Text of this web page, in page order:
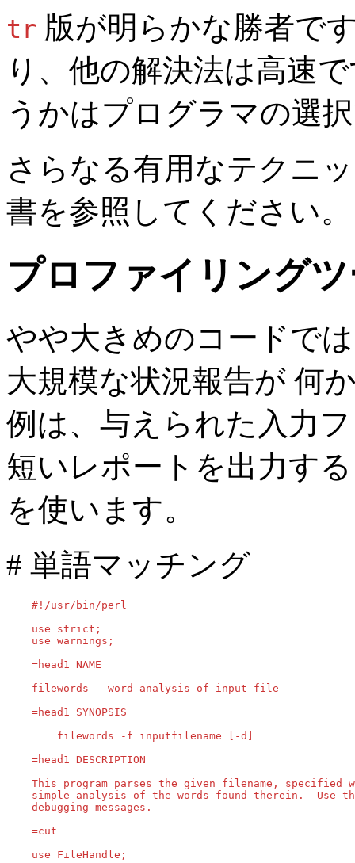
tr 版が明らかな勝者で
り、他の解決法は高速
うかはプログラマの選
さらなる有用なテクニ
書を参照してください。
プロファイリング
やや大きめのコードで
大規模な状況報告が 何
例は、与えられた入力
短いレポートを出力す
を使います。
# 単語マッチング
    #!/usr/bin/perl
    use strict;
    use warnings;
    =head1 NAME
    filewords - word analysis of input file
    =head1 SYNOPSIS
        filewords -f inputfilename [-d]
    =head1 DESCRIPTION
This program parses the given filename, specified
simple analysis of the words found therein.  Use
    debugging messages.
    =cut
    use FileHandle;